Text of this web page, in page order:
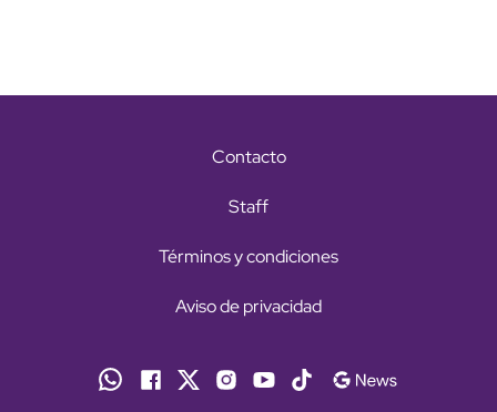
Contacto
Staff
Términos y condiciones
Aviso de privacidad